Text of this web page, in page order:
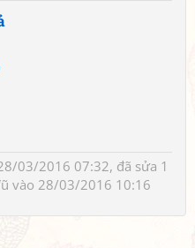
03/2016 07:32, đã sửa 1
vào 28/03/2016 10:16